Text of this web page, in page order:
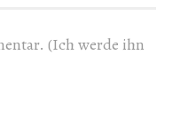
(Ich werde ihn